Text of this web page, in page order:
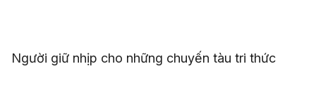
Người giữ nhịp cho những chuyến tàu tri thức